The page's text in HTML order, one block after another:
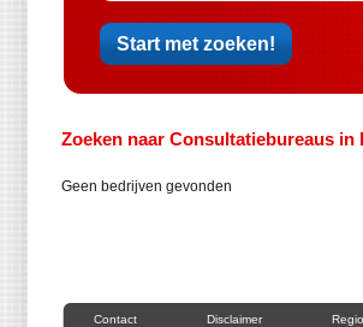
Zoeken naar Consultatiebureaus in
Geen bedrijven gevonden
Contact Disclaimer